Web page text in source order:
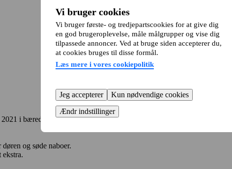
Vi bruger cookies
Vi bruger første- og tredjepartscookies for at give dig
en god brugeroplevelse, måle målgrupper og vise dig
tilpassede annoncer. Ved at bruge siden accepterer du,
at cookies bruges til disse formål.
Læs mere i vores cookiepolitik
Jeg accepterer
Kun nødvendige cookies
Ændr indstillinger
i bæredygtige materialer.
og søde naboer.
ekstra.